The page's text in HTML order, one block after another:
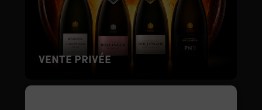
VENTE PRIVÉE